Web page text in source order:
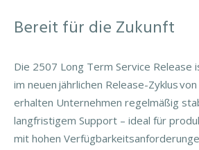
Bereit für die Zukunft
Die 2507 Long Term Service Release
im neuen jährlichen Release-Zyklus
erhalten Unternehmen regelmäßig
langfristigem Support – ideal für
mit hohen